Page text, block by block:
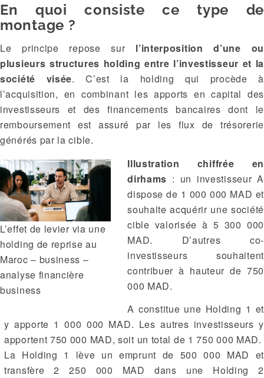
En quoi consiste ce type de
montage ?
Le principe repose sur l’interposition d’une ou
plusieurs structures holding entre l’investisseur et la
société visée. C’est la holding qui procède à
l’acquisition, en combinant les apports en capital des
investisseurs et des financements bancaires dont le
remboursement est assuré par les flux de trésorerie
générés par la cible.
L’effet de levier via une
holding de reprise au
Maroc – business –
analyse financière
business
Illustration chiffrée en
dirhams : un investisseur A
dispose de 1 000 000 MAD et
souhaite acquérir une société
cible valorisée à 5 300 000
MAD. D’autres co-
investisseurs souhaitent
contribuer à hauteur de 750
000 MAD.
A constitue une Holding 1 et
y apporte 1 000 000 MAD. Les autres investisseurs y
apportent 750 000 MAD, soit un total de 1 750 000 MAD.
La Holding 1 lève un emprunt de 500 000 MAD et
transfère 2 250 000 MAD dans une Holding 2